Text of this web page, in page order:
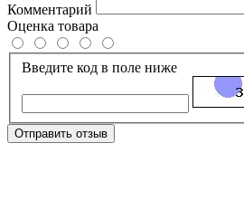
Комментарий
Оценка товара
Введите код в поле ниже
Отправить отзыв